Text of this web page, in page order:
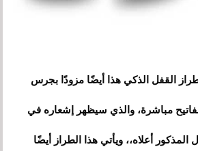
القفل الذكي هذا أيضًا مزودًا بجرس
مباشرة، والذي سيظهر إشعاره في
أعلاه،، ويأتي هذا الطراز أيضًا